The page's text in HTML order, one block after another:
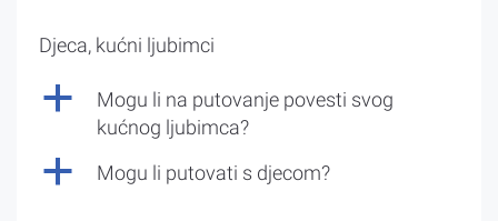
Djeca, kućni ljubimci
a
Mogu li na putovanje povesti svog
kućnog ljubimca?
a Mogu li putovati s djecom?